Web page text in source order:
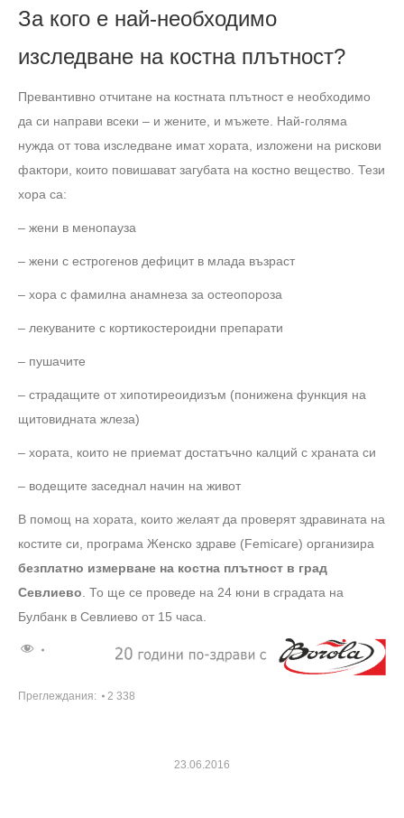
За кого е най-необходимо
изследване на костна плътност?
Превантивно отчитане на костната плътност е необходимо
да си направи всеки – и жените, и мъжете. Най-голяма
нужда от това изследване имат хората, изложени на рискови
фактори, които повишават загубата на костно вещество. Тези
хора са:
– жени в менопауза
– жени с естрогенов дефицит в млада възраст
– хора с фамилна анамнеза за остеопороза
– лекуваните с кортикостероидни препарати
– пушачите
– страдащите от хипотиреоидизъм (понижена функция на
щитовидната жлеза)
– хората, които не приемат достатъчно калций с храната си
– водещите заседнал начин на живот
В помощ на хората, които желаят да проверят здравината на
костите си, програма Женско здраве (Femicare) организира
безплатно измерване на костна плътност в град
Севлиево . То ще се проведе на 24 юни в сградата на
Булбанк в Севлиево от 15 часа.
Преглеждания: 2 338
23.06.2016